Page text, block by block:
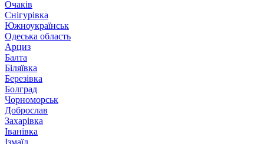
Очаків
Снігурівка
Южноукраїнськ
Одеська область
Арциз
Балта
Біляївка
Березівка
Болград
Чорноморськ
Доброслав
Захарівка
Іванівка
Ізмаїл